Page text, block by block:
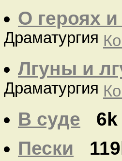
О героях и
Драматургия
Лгуны и
Драматургия
В суде 6k
Пески